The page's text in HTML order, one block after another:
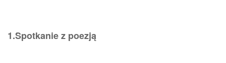
1.Spotkanie z poezją